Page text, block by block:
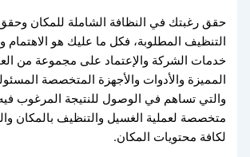
حقق رغبتك في النظافة الشاملة للمكان
التنظيف المطلوبة، فكل ما عليك هو الاهتمام
خدمات الشركة والإعتماد على مجموعة من
المميزة والأدوات والأجهزة المتخصصة
والتي تساهم في الوصول للنتيجة المرغوب
متخصصة لعملية الغسيل والتنظيف بالمكان
لكافة محتويات المكان.